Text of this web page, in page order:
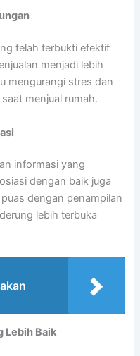
telah terbukti efektif
menjadi lebih
mengurangi stres dan
menjual rumah.
informasi yang
dengan baik juga
dengan penampilan
lebih terbuka
Lebih Baik